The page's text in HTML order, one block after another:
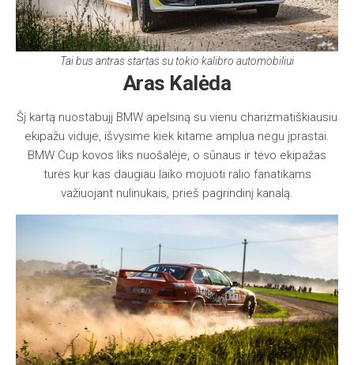
Tai bus antras startas su tokio kalibro automobiliui
Aras Kalėda
Šį kartą nuostabujį BMW apelsiną su vienu charizmatiškiausiu
ekipažu viduje, išvysime kiek kitame amplua negu įprastai.
BMW Cup kovos liks nuošalėje, o sūnaus ir tėvo ekipažas
turės kur kas daugiau laiko mojuoti ralio fanatikams
važiuojant nulinukais, prieš pagrindinį kanalą.